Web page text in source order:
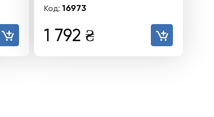
Код: 16973
1 792 ₴